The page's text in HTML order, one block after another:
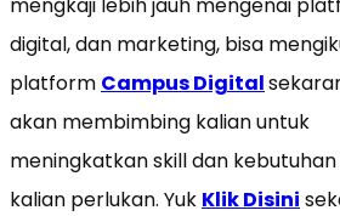
mengkaji lebih jauh mengenai
digital, dan marketing, bisa
platform Campus Digital
akan membimbing kalian untuk
meningkatkan skill dan
kalian perlukan. Yuk Klik Disini